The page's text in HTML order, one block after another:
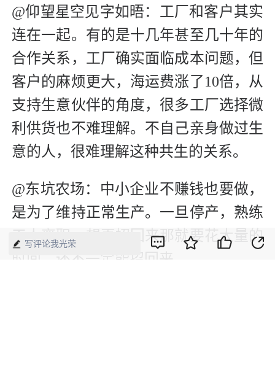
@仰望星空见字如晤：工厂和客户其实
连在一起。有的是十几年甚至几十年的
合作关系，工厂确实面临成本问题，但
客户的麻烦更大，海运费涨了10倍，从
支持生意伙伴的角度，很多工厂选择微
利供货也不难理解。不自己亲身做过生
意的人，很难理解这种共生的关系。
@东坑农场：中小企业不赚钱也要做，
是为了维持正常生产。一旦停产，熟练
工人离职，想再招回来那就要花大量的
时间，还不一定能招回来。
写评论我光荣